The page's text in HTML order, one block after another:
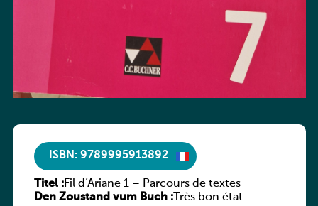
ISBN: 9789995913892
Titel :Fil d’Ariane 1 – Parcours de textes
Den Zoustand vum Buch :Très bon état